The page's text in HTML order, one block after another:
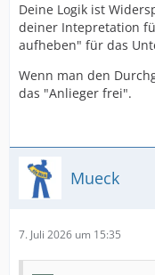
Deine Logik ist
deiner Intepretation
aufheben" für das
Wenn man den
das "Anlieger frei".
Mueck
7. Juli 2026 um 15:35